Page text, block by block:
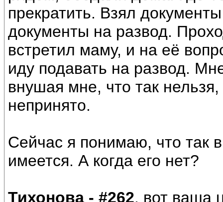
прекратить. Взял
документы на развод.
встретил маму, и на её
иду подавать на развод.
внушая мне, что так
непринято.
Сейчас я понимаю, что так
имеется. А когда его нет?
Тихонова - #262, вот ваша